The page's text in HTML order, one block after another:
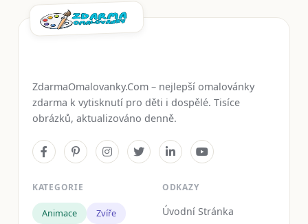
ZdarmaOmalovanky.Com – nejlepší omalovánky
zdarma k vytisknutí pro děti i dospělé. Tisíce
obrázků, aktualizováno denně.
KATEGORIE
Animace
Zvíře
ODKAZY
Úvodní Stránka